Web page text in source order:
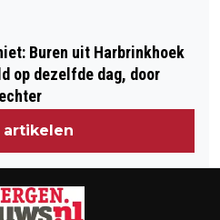
VOOR EEN
VAN KV
'TWEE EEUWEN
PLEZIER'
Buren uit Harbrinkhoek
op dezelfde dag, door
artikelen